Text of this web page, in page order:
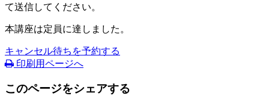
て送信してください。
本講座は定員に達しました。
キャンセル待ちを予約する
印刷用ページへ
このページをシェアする